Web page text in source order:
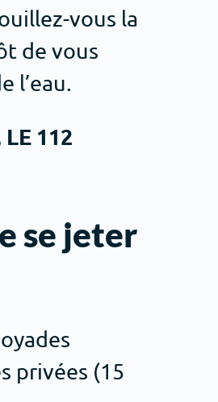
vous la
de vous
l’eau.
LE 112
se jeter
privées (15